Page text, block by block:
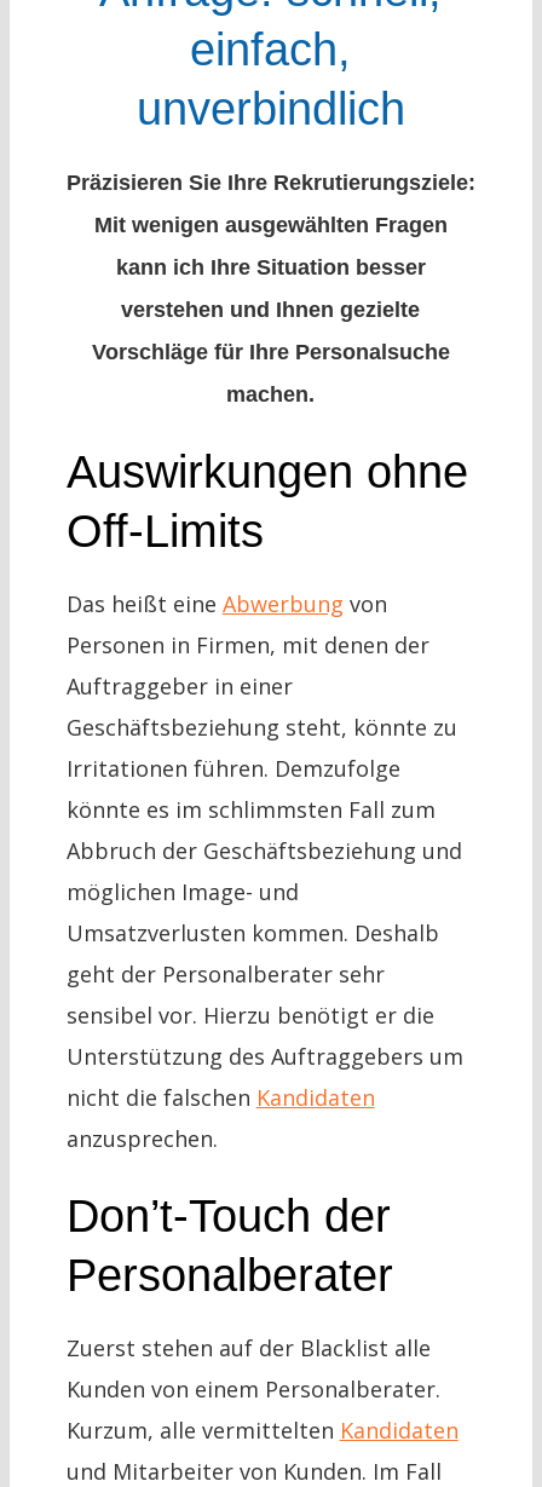
einfach,
unverbindlich
Präzisieren Sie Ihre Rekrutierungsziele:
Mit wenigen ausgewählten Fragen
kann ich Ihre Situation besser
verstehen und Ihnen gezielte
Vorschläge für Ihre Personalsuche
machen.
Auswirkungen ohne
Off-Limits
Das heißt eine Abwerbung von
Personen in Firmen, mit denen der
Auftraggeber in einer
Geschäftsbeziehung steht, könnte zu
Irritationen führen. Demzufolge
könnte es im schlimmsten Fall zum
Abbruch der Geschäftsbeziehung und
möglichen Image- und
Umsatzverlusten kommen. Deshalb
geht der Personalberater sehr
sensibel vor. Hierzu benötigt er die
Unterstützung des Auftraggebers um
nicht die falschen Kandidaten
anzusprechen.
Don’t-Touch der
Personalberater
Zuerst stehen auf der Blacklist alle
Kunden von einem Personalberater.
Kurzum, alle vermittelten Kandidaten
und Mitarbeiter von Kunden. Im Fall